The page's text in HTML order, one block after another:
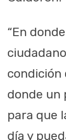
“En
condición
donde un
para que
día y